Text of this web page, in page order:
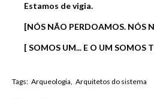
Estamos de vigia.
[NÓS NÃO PERDOAMOS. NÓS
[ SOMOS UM... E O UM SOMOS
Tags: Arqueologia Arquitetos do sistema